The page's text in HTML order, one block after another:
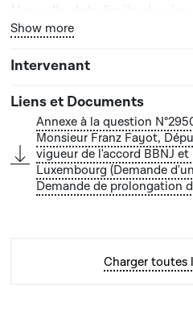
Nouvelle date limite de
Bouton graphique servant
Show more
Annexe à la question
Monsieur Franz Fayot,
vigueur de l'accord BBNJ
Luxembourg (Demande
Demande de prolongation
Charger toutes